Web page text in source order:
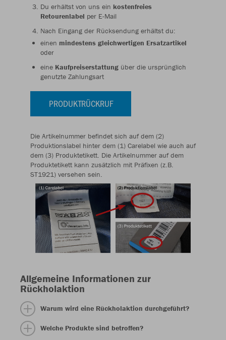
Du erhältst von uns ein kostenfreies
Retourenlabel per E-Mail
Nach Eingang der Rücksendung erhältst du:
einen mindestens gleichwertigen Ersatzartikel
oder
eine Kaufpreiserstattung über die ursprünglich
genutzte Zahlungsart
PRODUKTRÜCKRUF
Die Artikelnummer befindet sich auf dem (2)
Produktionslabel hinter dem (1) Carelabel wie auch auf
dem (3) Produktetikett. Die Artikelnummer auf dem
Produktetikett kann zusätzlich mit Präfixen (z.B.
ST1921) versehen sein.
Allgemeine Informationen zur
Rückholaktion
Warum wird eine Rückholaktion durchgeführt?
Welche Produkte sind betroffen?